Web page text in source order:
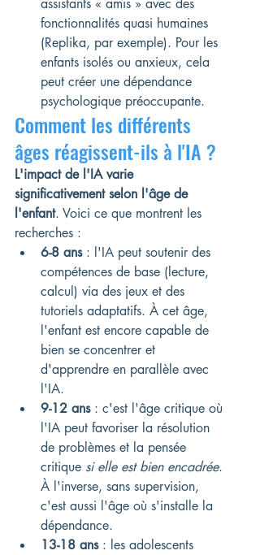
assistants « amis » avec des
fonctionnalités quasi humaines
(Replika, par exemple). Pour les
enfants isolés ou anxieux, cela
peut créer une dépendance
psychologique préoccupante.
Comment les différents
âges réagissent-ils à l'IA ?
L'impact de l'IA varie
significativement selon l'âge de
l'enfant. Voici ce que montrent les
recherches :
6-8 ans : l'IA peut soutenir des
compétences de base (lecture,
calcul) via des jeux et des
tutoriels adaptatifs. À cet âge,
l'enfant est encore capable de
bien se concentrer et
d'apprendre en parallèle avec
l'IA.
9-12 ans : c'est l'âge critique où
l'IA peut favoriser la résolution
de problèmes et la pensée
critique si elle est bien encadrée.
À l'inverse, sans supervision,
c'est aussi l'âge où s'installe la
dépendance.
13-18 ans : les adolescents